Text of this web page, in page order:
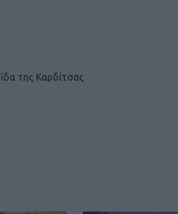
της Καρδίτσας